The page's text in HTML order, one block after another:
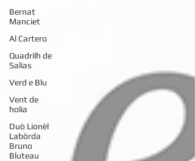
Bernat
Manciet
Al Cartero
Quadrilh de
Salias
Verd e Blu
Vent de
holia
Duò Lionèl
Labòrda
Bruno
Bluteau